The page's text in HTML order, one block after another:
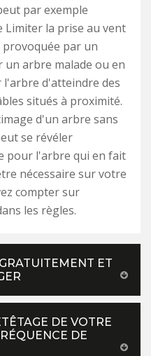
par exemple
Limiter la prise au vent
par un
arbre malade ou en
l'arbre d'atteindre des
situés à proximité.
d'un arbre sans
se révéler
pour l'arbre qui en fait
nécessaire sur votre
compter sur
les règles.
ET
DE VOTRE
DE